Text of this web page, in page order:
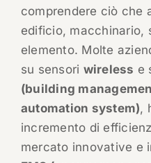
comprendere ciò che
edificio, macchinario,
elemento. Molte
su sensori wireless e
(building
automation system),
incremento di
mercato innovative e